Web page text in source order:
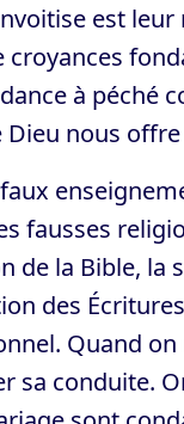
est
à péché
Dieu nous
fausses
de la Bible,
des
Quand
sa conduite.